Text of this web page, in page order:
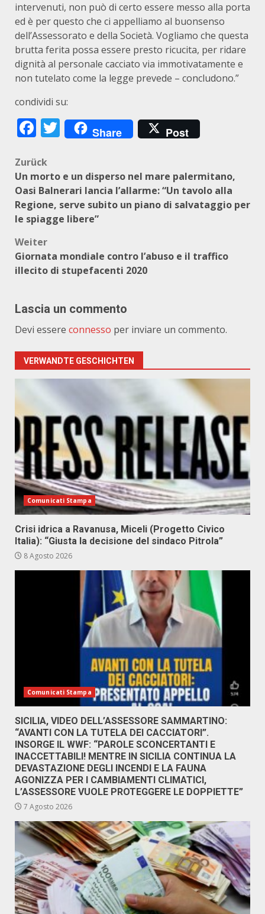
intervenuti, non può di certo essere messo alla porta
ed è per questo che ci appelliamo al buonsenso
dell’Assessorato e della Società. Vogliamo che questa
brutta ferita possa essere presto ricucita, per ridare
dignità al personale cacciato via immotivatamente e
non tutelato come la legge prevede – concludono.”
condividi su:
Facebook
Twitter
Share Post
Beitragsnavigation
Zurück
Un morto e un disperso nel mare palermitano,
Oasi Balnerari lancia l’allarme: “Un tavolo alla
Regione, serve subito un piano di salvataggio per
le spiagge libere”
Weiter
Giornata mondiale contro l’abuso e il traffico
illecito di stupefacenti 2020
Lascia un commento
Devi essere connesso per inviare un commento.
VERWANDTE GESCHICHTEN
Comunicati Stampa
Crisi idrica a Ravanusa, Miceli (Progetto Civico
Italia): “Giusta la decisione del sindaco Pitrola”
8 Agosto 2026
Comunicati Stampa
SICILIA, VIDEO DELL’ASSESSORE SAMMARTINO:
“AVANTI CON LA TUTELA DEI CACCIATORI”.
INSORGE IL WWF: “PAROLE SCONCERTANTI E
INACCETTABILI! MENTRE IN SICILIA CONTINUA LA
DEVASTAZIONE DEGLI INCENDI E LA FAUNA
AGONIZZA PER I CAMBIAMENTI CLIMATICI,
L’ASSESSORE VUOLE PROTEGGERE LE DOPPIETTE”
7 Agosto 2026